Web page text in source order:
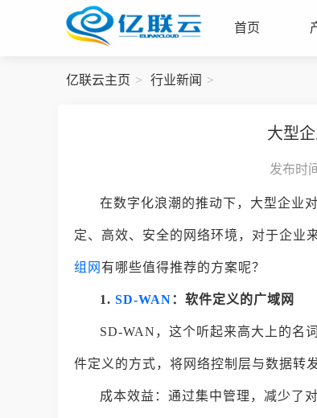
首页
亿联云主页 行业新闻
大型
发布时
在数字化浪潮的推动下，大型企业
定、高效、安全的网络环境，对于企业
组网 有哪些值得推荐的方案呢？
1. SD-WAN ：软件定义的广域网
SD-WAN，这个听起来高大上的名
件定义的方式，将网络控制层与数据转
成本效益：通过集中管理，减少了